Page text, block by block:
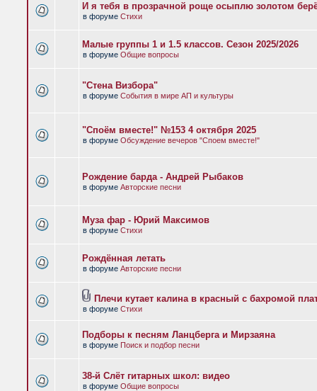
И я тебя в прозрачной роще осыплю золотом
в форуме Стихи
Малые группы 1 и 1.5 классов. Сезон 2025/2026
в форуме Общие вопросы
"Стена Визбора"
в форуме События в мире АП и культуры
"Споём вместе!" №153 4 октября 2025
в форуме Обсуждение вечеров "Споем вместе!"
Рождение барда - Андрей Рыбаков
в форуме Авторские песни
Муза фар - Юрий Максимов
в форуме Стихи
Рождённая летать
в форуме Авторские песни
Плечи кутает калина в красный с бахромой
в форуме Стихи
Подборы к песням Ланцберга и Мирзаяна
в форуме Поиск и подбор песни
38-й Слёт гитарных школ: видео
в форуме Общие вопросы